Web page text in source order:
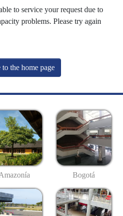
to service your request due to
problems. Please try again
to the home page
Bogotá